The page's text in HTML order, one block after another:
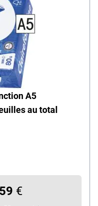
A5
au total
59 €